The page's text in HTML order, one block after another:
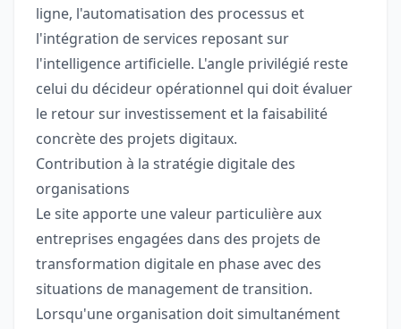
ligne, l'automatisation des processus et
l'intégration de services reposant sur
l'intelligence artificielle. L'angle privilégié reste
celui du décideur opérationnel qui doit évaluer
le retour sur investissement et la faisabilité
concrète des projets digitaux.
Contribution à la stratégie digitale des
organisations
Le site apporte une valeur particulière aux
entreprises engagées dans des projets de
transformation digitale en phase avec des
situations de management de transition.
Lorsqu'une organisation doit simultanément